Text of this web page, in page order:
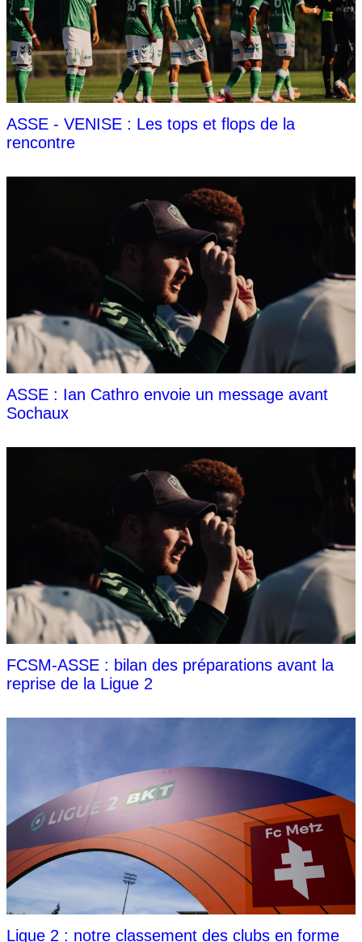
ASSE - VENISE : Les tops et flops de la
rencontre
ASSE : Ian Cathro envoie un message avant
Sochaux
FCSM-ASSE : bilan des préparations avant la
reprise de la Ligue 2
Ligue 2 : notre classement des clubs en forme